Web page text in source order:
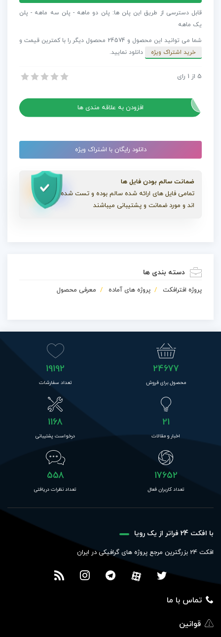
ارائه
وب
قابل دسترسی از طریق این پلن ها: پلن دو ماهه - پلن سه ماهه - پلن
یک ماهه
شما می توانید این محصول و 24574 محصول دیگر را با کمترین قیمت و
خرید اشتراک ویژه
دانلود نمایید.
پروژه افترافکت ارائه وب سایت
5 از 1 رای
افزودن به علاقه مندی ها
دانلود رایگان با اشتراک ویژه
ضمانت سالم بودن فایل ها
تمامی فایل های ارائه شده سالم بوده و تست شده
اند و مورد ضمانت و پشتیبانی میباشند
دسته بندی ها
پروژه افترافکت پروژه های آماده معرفی محصول
24677
محصول برای فروش
19192
تعداد سفارشات
21
اخبار و مقالات
1168
درخواست پشتیبانی
17652
تعداد کاربران فعال
558
تعداد نظرات دریافتی
با افکت 24 فراتر از یک رویا
افکت 24 بزرگترین مرجع پروژه های گرافیکی در ایران
تماس با ما
قوانین